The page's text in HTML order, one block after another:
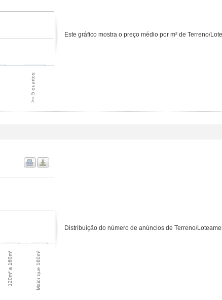
>= 5 quartos
Este gráfico mostra o preço médio por m² de Terreno/
120m² a 160m² Maior que 160m²
Distribuição do número de anúncios de Terreno/